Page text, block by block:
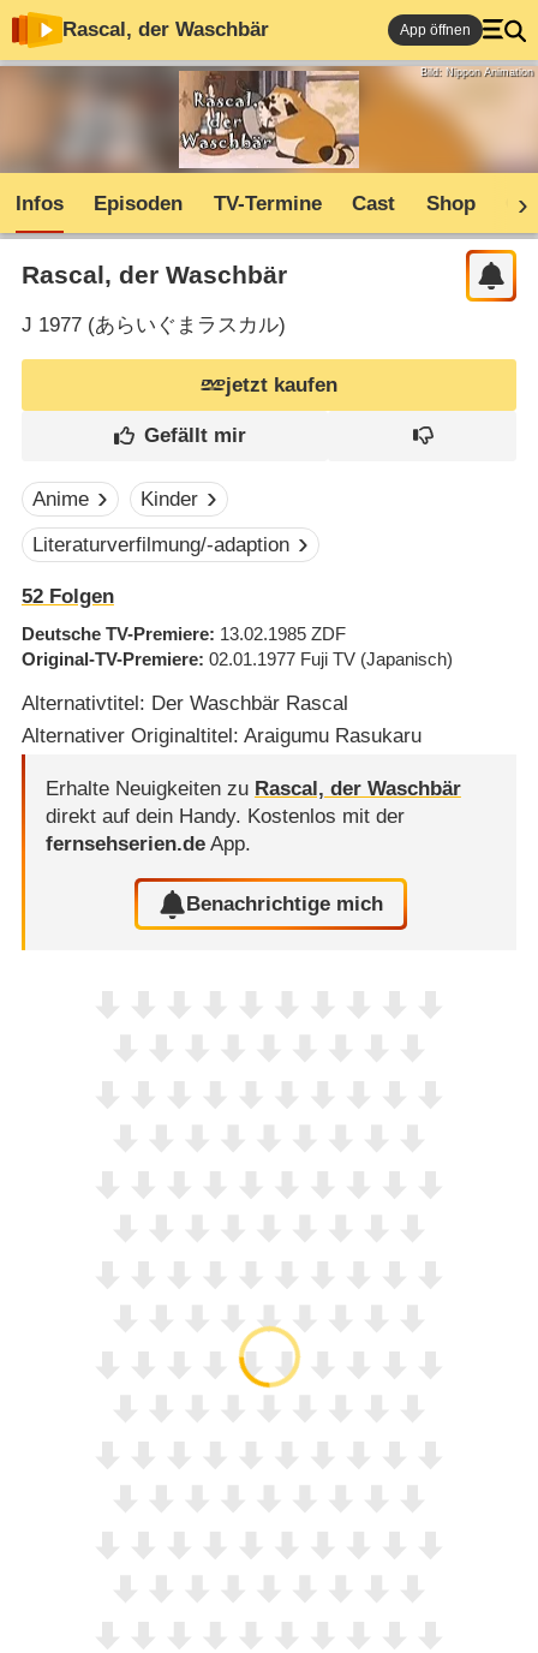
Rascal, der Waschbär App öffnen
Bild: Nippon Animation
Infos Episoden TV-Termine Cast Shop
Rascal, der Waschbär
J 1977 (あらいぐまラスカル)
jetzt kaufen
Anime
Kinder
Literaturverfilmung/-adaption
52Folgen
Deutsche TV-Premiere 13.02.1985 ZDF
Original-TV-Premiere 02.01.1977 Fuji TV (Japanisch)
Alternativtitel: Der Waschbär Rascal
Alternativer Originaltitel: Araigumu Rasukaru
Erhalte Neuigkeiten zu Rascal, der Waschbär
direkt auf dein Handy. Kostenlos mit der
fernsehserien.deApp.
Benachrichtige mich